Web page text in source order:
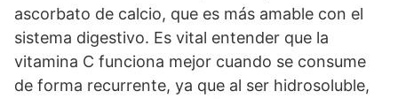
ascorbato de calcio, que es más amable con el
sistema digestivo. Es vital entender que la
vitamina C funciona mejor cuando se consume
de forma recurrente, ya que al ser hidrosoluble,